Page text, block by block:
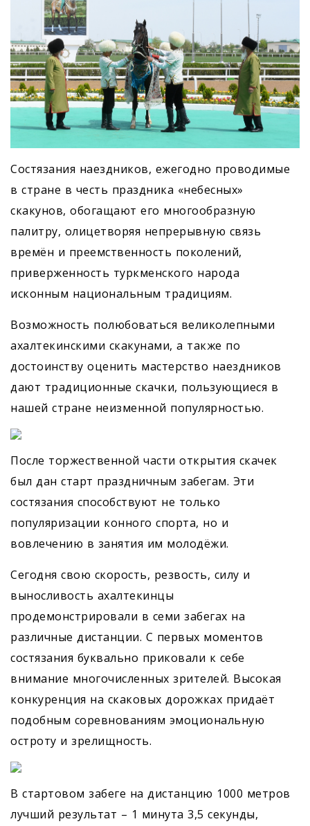
Состязания наездников, ежегодно проводимые
в стране в честь праздника «небесных»
скакунов, обогащают его многообразную
палитру, олицетворяя непрерывную связь
времён и преемственность поколений,
приверженность туркменского народа
исконным национальным традициям.
Возможность полюбоваться великолепными
ахалтекинскими скакунами, а также по
достоинству оценить мастерство наездников
дают традиционные скачки, пользующиеся в
нашей стране неизменной популярностью.
После торжественной части открытия скачек
был дан старт праздничным забегам. Эти
состязания способствуют не только
популяризации конного спорта, но и
вовлечению в занятия им молодёжи.
Сегодня свою скорость, резвость, силу и
выносливость ахалтекинцы
продемонстрировали в семи забегах на
различные дистанции. С первых моментов
состязания буквально приковали к себе
внимание многочисленных зрителей. Высокая
конкуренция на скаковых дорожках придаёт
подобным соревнованиям эмоциональную
остроту и зрелищность.
В стартовом забеге на дистанцию 1000 метров
лучший результат – 1 минута 3,5 секунды,